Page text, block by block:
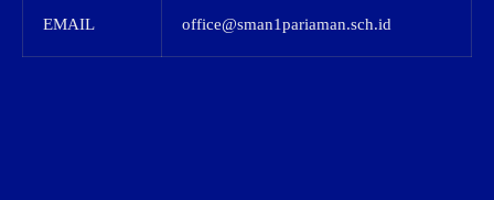
EMAIL office@sman1pariaman.sch.id